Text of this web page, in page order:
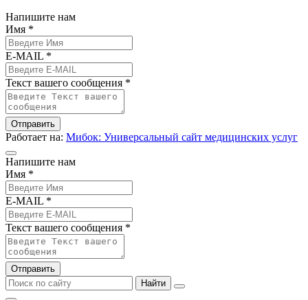
Напишите нам
Имя *
E-MAIL *
Текст вашего сообщения *
Отправить
Работает на: Мибок: Универсальный сайт медицинских услуг
Напишите нам
Имя *
E-MAIL *
Текст вашего сообщения *
Отправить
Найти